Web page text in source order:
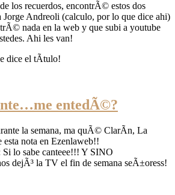
los recuerdos, encontrÃ© estos dos
Jorge Andreoli (calculo, por lo que dice ahi)
nada en la web y que subi a youtube
Ahi les van!
dice el tÃ­tulo!
entedÃ©?
la semana, ma quÃ© ClarÃ­n, La
nota en Ezenlaweb!!
Si lo sabe canteee!!! Y SINO
dejÃ³ la TV el fin de semana seÃ±oress!